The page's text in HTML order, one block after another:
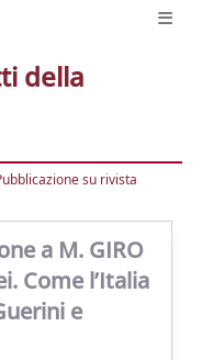
della
su rivista
a M. GIRO
Come l’Italia
e